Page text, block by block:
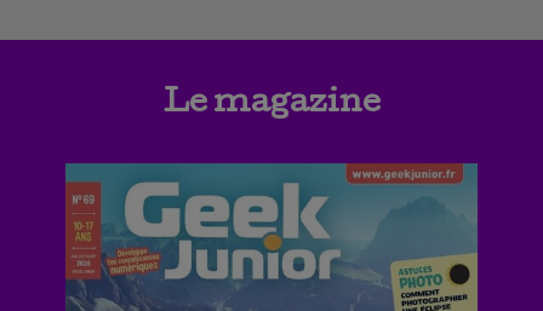
Le magazine